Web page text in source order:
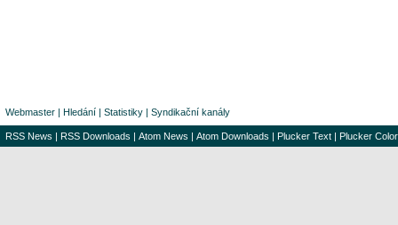
Webmaster | Hledání | Statistiky | Syndikační kanály
RSS News | RSS Downloads | Atom News | Atom Downloads | Plucker Text | Plucker Color